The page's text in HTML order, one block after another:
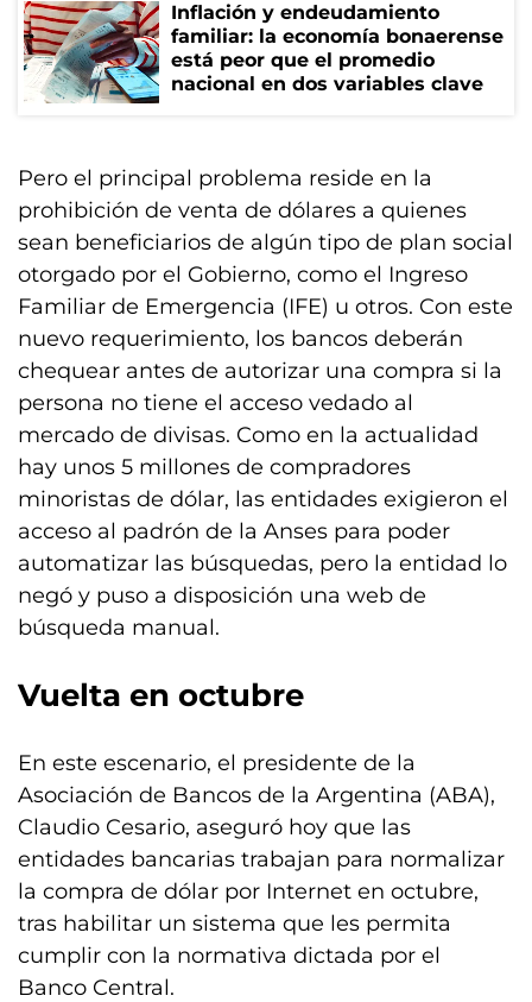
Inflación y endeudamiento
familiar: la economía bonaerense
está peor que el promedio
nacional en dos variables clave
Pero el principal problema reside en la
prohibición de venta de dólares a quienes
sean beneficiarios de algún tipo de plan social
otorgado por el Gobierno, como el Ingreso
Familiar de Emergencia (IFE) u otros. Con este
nuevo requerimiento, los bancos deberán
chequear antes de autorizar una compra si la
persona no tiene el acceso vedado al
mercado de divisas. Como en la actualidad
hay unos 5 millones de compradores
minoristas de dólar, las entidades exigieron el
acceso al padrón de la Anses para poder
automatizar las búsquedas, pero la entidad lo
negó y puso a disposición una web de
búsqueda manual.
Vuelta en octubre
En este escenario, el presidente de la
Asociación de Bancos de la Argentina (ABA),
Claudio Cesario, aseguró hoy que las
entidades bancarias trabajan para normalizar
la compra de dólar por Internet en octubre,
tras habilitar un sistema que les permita
cumplir con la normativa dictada por el
Banco Central.